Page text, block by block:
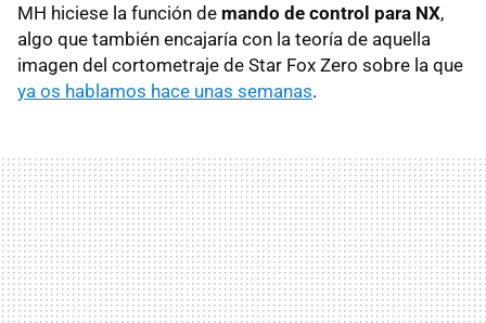
MH hiciese la función de mando de control para NX,
algo que también encajaría con la teoría de aquella
imagen del cortometraje de Star Fox Zero sobre la que
ya os hablamos hace unas semanas.